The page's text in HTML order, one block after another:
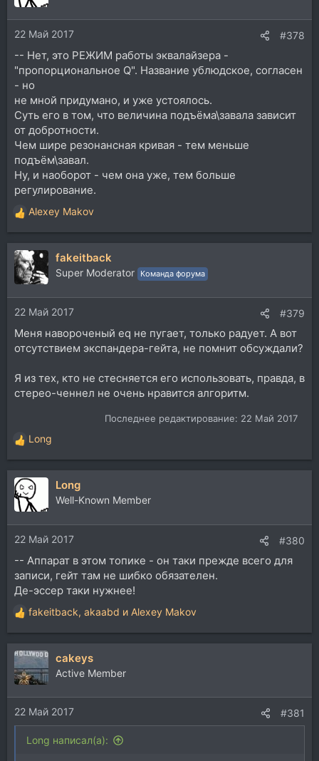
22 Май 2017 #378
-- Нет, это РЕЖИМ работы эквалайзера -
"пропорциональное Q". Название ублюдское, согласен
- но
не мной придумано, и уже устоялось.
Суть его в том, что величина подъёма\завала зависит
от добротности.
Чем шире резонансная кривая - тем меньше
подъём\завал.
Ну, и наоборот - чем она уже, тем больше
регулирование.
Р
е
а
к
ц
и
и
:
Alexey Makov
fakeitback
Super Moderator Команда форума
22 Май 2017 #379
Меня навороченый eq не пугает, только радует. А вот
отсутствием экспандера-гейта, не помнит обсуждали?
Я из тех, кто не стесняется его использовать, правда, в
стерео-ченнел не очень нравится алгоритм.
Последнее редактирование: 22 Май 2017
Р
е
а
к
ц
и
и
:
Long
Long
Well-Known Member
22 Май 2017 #380
-- Аппарат в этом топике - он таки прежде всего для
записи, гейт там не шибко обязателен.
Де-эссер таки нужнее!
Р
е
а
к
ц
и
и
:
fakeitback, akaabd и Alexey Makov
cakeys
Active Member
22 Май 2017 #381
Long написал(а):